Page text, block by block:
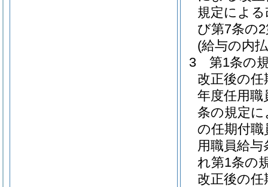
規定によ
び第7条の
(給与の内
3
第1条の
改正後の
年度任用
条の規定
の任期付
用職員給
れ第1条の
改正後の